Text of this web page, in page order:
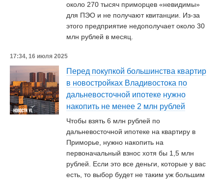
около 270 тысяч приморцев «невидимы»
для ПЭО и не получают квитанции. Из-за
этого предприятие недополучает около 30
млн рублей в месяц.
17:34, 16 июля 2025
Перед покупкой большинства квартир
в новостройках Владивостока по
дальневосточной ипотеке нужно
накопить не менее 2 млн рублей
Чтобы взять 6 млн рублей по
дальневосточной ипотеке на квартиру в
Приморье, нужно накопить на
первоначальный взнос хотя бы 1,5 млн
рублей. Если это все деньги, которые у вас
есть, то выбор будет не таким уж большим